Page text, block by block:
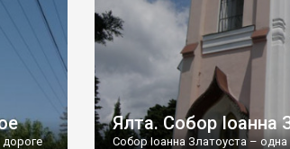
Ялта. Собор Іоанна
Собор Іоанна Златоуста –